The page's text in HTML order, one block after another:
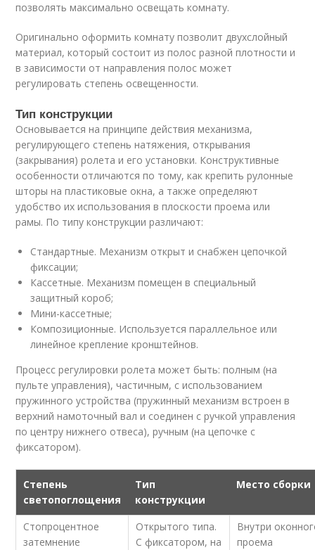
позволять максимально освещать комнату.
Оригинально оформить комнату позволит двухслойный
материал, который состоит из полос разной плотности и
в зависимости от направления полос может
регулировать степень освещенности.
Тип конструкции
Основывается на принципе действия механизма,
регулирующего степень натяжения, открывания
(закрывания) ролета и его установки. Конструктивные
особенности отличаются по тому, как крепить рулонные
шторы на пластиковые окна, а также определяют
удобство их использования в плоскости проема или
рамы. По типу конструкции различают:
Стандартные. Механизм открыт и снабжен цепочкой
фиксации;
Кассетные. Механизм помещен в специальный
защитный короб;
Мини-кассетные;
Композиционные. Используется параллельное или
линейное крепление кронштейнов.
Процесс регулировки ролета может быть: полным (на
пульте управления), частичным, с использованием
пружинного устройства (пружинный механизм встроен в
верхний намоточный вал и соединен с ручкой управления
по центру нижнего отвеса), ручным (на цепочке с
фиксатором).
Степень
светопоглощения
Тип
конструкции
Место сборки
Стопроцентное
затемнение
Открытого типа.
С фиксатором, на
Внутри
проема